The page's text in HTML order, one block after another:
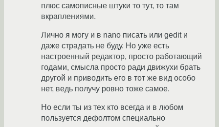
плюс самописные штуки то тут, то там
вкраплениями.
Лично я могу и в nano писать или gedit и
даже страдать не буду. Но уже есть
настроенный редактор, просто работающий
годами, смысла просто ради движухи брать
другой и приводить его в тот же вид особо
нет, ведь получу ровно тоже самое.
Но если ты из тех кто всегда и в любом
пользуется дефолтом специально